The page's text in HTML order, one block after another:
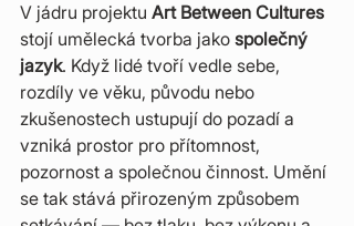
V jádru projektu Art Between Cultures
stojí umělecká tvorba jako společný
jazyk. Když lidé tvoří vedle sebe,
rozdíly ve věku, původu nebo
zkušenostech ustupují do pozadí a
vzniká prostor pro přítomnost,
pozornost a společnou činnost. Umění
se tak stává přirozeným způsobem